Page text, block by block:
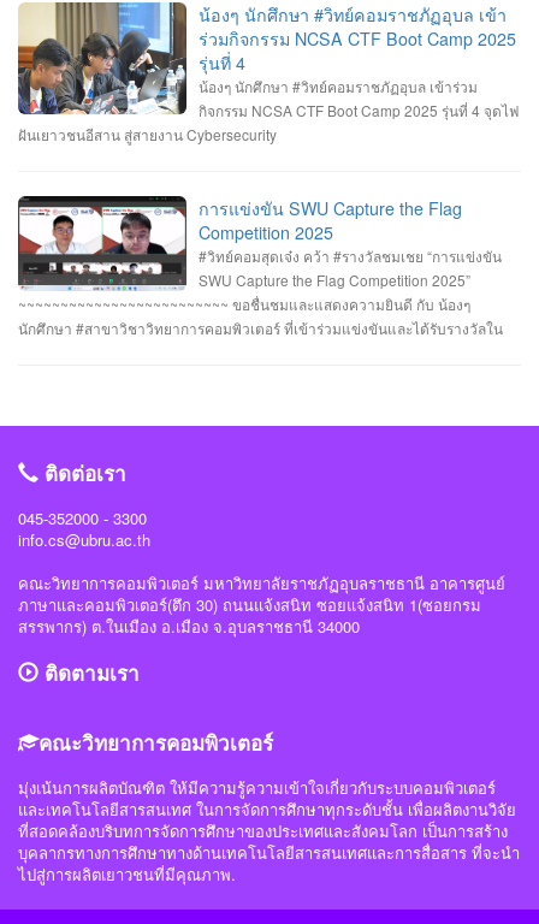
รัตนภักดี MR. SENG SOPHIN นายศตวรรษ วิลามาตย์ ทำคะแนนได้ 500 คะแนน
จบที่อันดับ 9 จาก 13 ทีมที่เข้าร่วมแข่งขันในครั้งนี้ RERU CYBER
HACKATHON#1 2025 จัดโดย คณะเทคโนโลยีสารสนเทศ มหาวิทยาลัยราชภัฏ
ร้อยเอ็ด ร่วมกับสำนักงานคณะกรรมการการรักษาความมั่นคงปลอดภัยไซเบอร์แห่ง
ชาติ (สกมช.) รายการที่ 2. “การแข่งขัน SWU Capture the Flag Competition
2025” เมื่อวันอังคารที่ 1 และ 8 กรกฎาคม 2568 (จัดการแข่งขันในรูปแบบออนไลน์
ในโครงการจำนวน 60 ทีม จัดโดย ภาควิชาวิศวกรรมคอมพิวเตอร์ คณะ
วิศวกรรมศาสตร์ มหาวิทยาลัยศรีนครินทรวิโรฒ ร่วมกับ บริษัท ACIS Professional
Center และ บริษัท SEC Playground รายการที่ 3. การแข่งขัน Mini CTF ระหว่างผู้
เข้าร่วม NCSA CTF Boot Camp 2025 รุ่นที่ 4 ซึ่งจัดขึ้นในระหว่างวันที่ 19–20
กรกฎาคม 2568 นายอาทิตย์ สายกนก นักศึกษาชั้นปีที่ 3 ได้รับ #รางวัล_MVP ผู้ที่
ทำคะแนนรายบุคคลสูงสุด (3400 คะแนน) จัดโดย #สำนักงานคณะกรรมการการ
พระเจ้าอยู่หัว เนื่องในโอกาสมหามงคลเฉลิมพระชนมพรรษา 28 กรกฎาคม 2568 ณ
หอประชุมไพรพะยอม มหาวิทยาลัยราชภัฏอุบลราชธานี โดยมีท่าน รอง
ศาสตราจารย์ธรรมรักษ์ ละอองนวล อธิการบดี เป็นประธานในพิธีถวายพระพร
ชัยมงคลและวางพานพุ่มทอง-พานพุ่มเงิน #คณะวิทยาการคอมพิวเตอร์
#มหาวิทยาลัยแห่งความสุข #มหาวิทยาลัยราชภัฏอุบลราชธานี
น้องๆ นักศึกษา #วิทย์คอมราชภัฏอุบล เข้า
ร่วมกิจกรรม NCSA CTF Boot Camp 2025
รุ่นที่ 4
น้องๆ นักศึกษา #วิทย์คอมราชภัฏอุบล เข้าร่วม
กิจกรรม NCSA CTF Boot Camp 2025 รุ่นที่ 4 จุดไฟ
ฝันเยาวชนอีสาน สู่สายงาน Cybersecurity
การแข่งขัน SWU Capture the Flag
Competition 2025
#วิทย์คอมสุดเจ๋ง คว้า #รางวัลชมเชย “การแข่งขัน
SWU Capture the Flag Competition 2025”
~~~~~~~~~~~~~~~~~~~~~~~~~ ขอชื่นชมและแสดงความยินดี กับ น้องๆ
นักศึกษา #สาขาวิชาวิทยาการคอมพิวเตอร์ ที่เข้าร่วมแข่งขันและได้รับรางวัลใน
24 สถาบันการศึกษา รวมทีมมาเข้าร่วมทำการแข่งขันในโครงการจำนวน 60 ทีม
#มหาวิทยาลัยราชภัฏอุบลราชธานี
ติดต่อเรา
045-352000 - 3300
info.cs@ubru.ac.th
คณะวิทยาการคอมพิวเตอร์ มหาวิทยาลัยราชภัฏอุบลราชธานี อาคารศูนย์
ภาษาและคอมพิวเตอร์(ตึก 30) ถนนแจ้งสนิท ซอยแจ้งสนิท 1(ซอยกรม
สรรพากร) ต.ในเมือง อ.เมือง จ.อุบลราชธานี 34000
ติดตามเรา
คณะวิทยาการคอมพิวเตอร์
มุ่งเน้นการผลิตบัณฑิต ให้มีความรู้ความเข้าใจเกี่ยวกับระบบคอมพิวเตอร์
และเทคโนโลยีสารสนเทศ ในการจัดการศึกษาทุกระดับชั้น เพื่อผลิตงานวิจัย
ที่สอดคล้องบริบทการจัดการศึกษาของประเทศและสังคมโลก เป็นการสร้าง
บุคลากรทางการศึกษาทางด้านเทคโนโลยีสารสนเทศและการสื่อสาร ที่จะนำ
ไปสู่การผลิตเยาวชนที่มีคุณภาพ.